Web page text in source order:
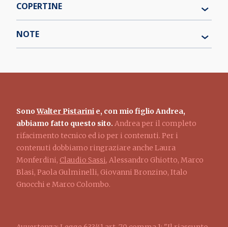
COPERTINE
NOTE
SonoWalter Pistarini e, con mio figlio Andrea,
abbiamo fatto questo sito. Andrea per il completo
rifacimento tecnico ed io per i contenuti. Per i
contenuti dobbiamo ringraziare anche Laura
Monferdini, Claudio Sassi, Alessandro Ghiotto, Marco
Blasi, Paola Gulminelli, Giovanni Bronzino, Italo
Gnocchi e Marco Colombo.